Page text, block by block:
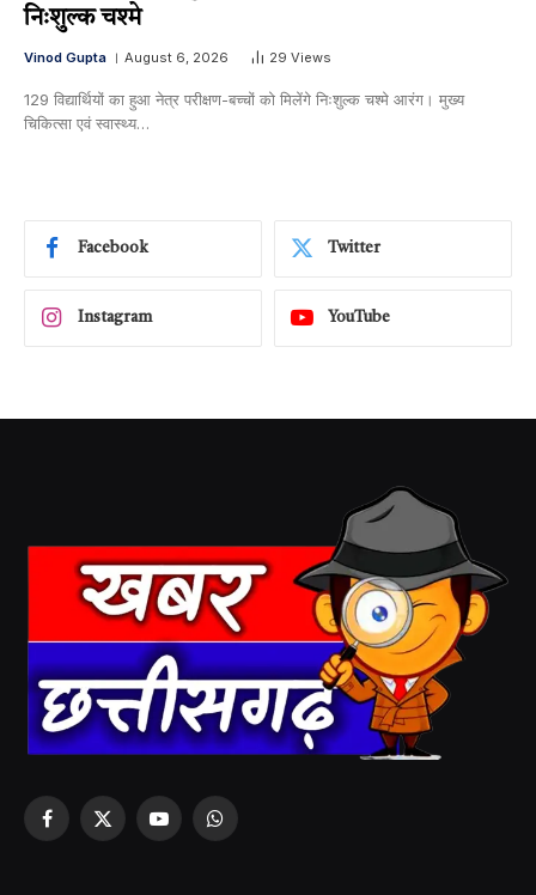
निःशुल्क चश्मे
Vinod Gupta August 6, 2026 29 Views
129 विद्यार्थियों का हुआ नेत्र परीक्षण-बच्चों को मिलेंगे निःशुल्क चश्मे आरंग। मुख्य
चिकित्सा एवं स्वास्थ्य…
Facebook Twitter
Instagram YouTube
Facebook
X
YouTubeWhatsApp